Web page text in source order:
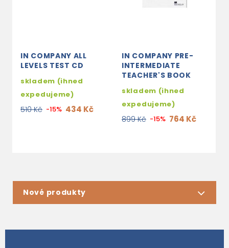
IN COMPANY ALL
LEVELS TEST CD
skladem (ihned
expedujeme)
510 Kč -15% 434 Kč
IN COMPANY PRE-
INTERMEDIATE
TEACHER'S BOOK
skladem (ihned
expedujeme)
899 Kč -15% 764 Kč
Nové produkty